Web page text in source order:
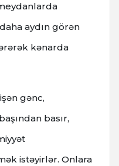
daha aydın görən
kənarda
gənc,
basır,
istəyirlər. Onlara